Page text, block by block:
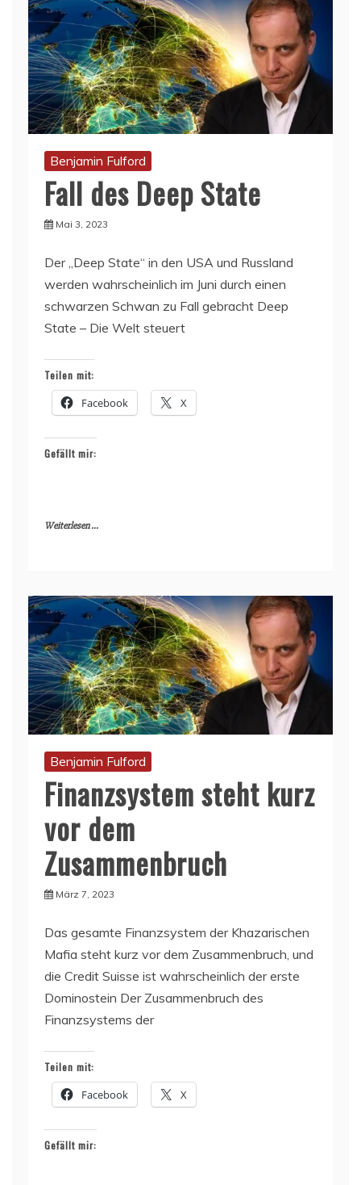
Benjamin Fulford
Fall des Deep State
Mai 3, 2023
Der „Deep State“ in den USA und Russland
werden wahrscheinlich im Juni durch einen
schwarzen Schwan zu Fall gebracht Deep
State – Die Welt steuert
Teilen mit:
Facebook X
Gefällt mir:
Weiterlesen ...
Benjamin Fulford
Finanzsystem steht kurz
vor dem
Zusammenbruch
März 7, 2023
Das gesamte Finanzsystem der Khazarischen
Mafia steht kurz vor dem Zusammenbruch, und
die Credit Suisse ist wahrscheinlich der erste
Dominostein Der Zusammenbruch des
Finanzsystems der
Teilen mit:
Facebook X
Gefällt mir: